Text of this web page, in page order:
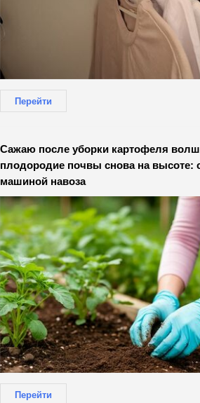
Перейти
Сажаю после уборки картофеля
плодородие почвы снова на высоте:
машиной навоза
Перейти